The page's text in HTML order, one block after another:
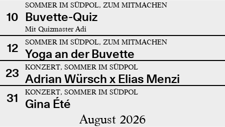
10
SOMMER IM SÜDPOL, ZUM MITMACHEN
Buvette-Quiz
Mit Quizmaster Adi
12 SOMMER IM SÜDPOL, ZUM MITMACHEN
Yoga an der Buvette
23
KONZERT, SOMMER IM SÜDPOL
Adrian Würsch x Elias Menzi
31
KONZERT, SOMMER IM SÜDPOL
Gina Été
August 2026